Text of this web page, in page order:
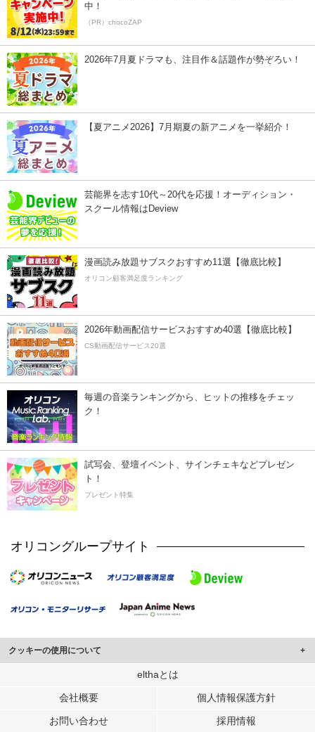
中！
（PR）chocoZAP
2026年7月夏ドラマも、注目作＆話題作が勢ぞろい！
【夏アニメ2026】7月期夏の新アニメを一挙紹介！
芸能界を志す10代～20代を応援！オーディション・
スクール情報はDeview
漫画読み放題サブスクおすすめ11選【徹底比較】
オリコン顧客満足度ランキング
2026年動画配信サービスおすすめ40選【徹底比較】
CS動画配信サービス20選
毎週の音楽ランキングから、ヒットの推移をチェッ
ク！
試写会、登壇イベント、サインチェキなどプレゼン
ト！
プレゼント特集
オリコングループサイト
クッキーの使用について
このサイトでは Cookie を使用して、ユーザーに合わせたコンテンツや広告の
行っています。
メディアや広告配信、データ解析の各パートナーに提供しています。
elthaとは
会社概要 個人情報保護方針
お問い合わせ 採用情報